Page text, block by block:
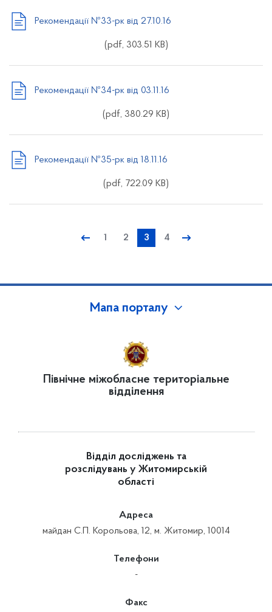
Рекомендації №33-рк від 27.10.16
(pdf, 303.51 KB)
Рекомендації №34-рк від 03.11.16
(pdf, 380.29 KB)
Рекомендації №35-рк від 18.11.16
(pdf, 722.09 KB)
← 1 2 3 4 →
Мапа порталу
Північне міжобласне територіальне
відділення
Відділ досліджень та
розслідувань у Житомирській
області
Адреса
майдан С.П. Корольова, 12, м. Житомир, 10014
Телефони
-
Факс